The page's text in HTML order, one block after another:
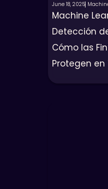
June 18, 2025
Machine
Detección
Cómo las
Protegen en